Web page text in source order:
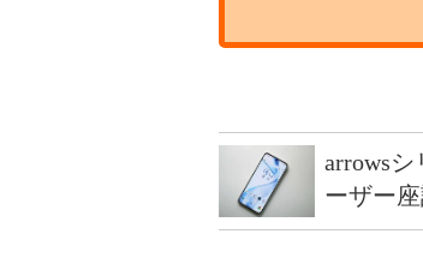
arrows
ーザー